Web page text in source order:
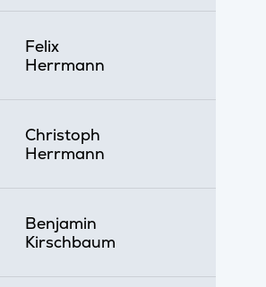
Felix
Herrmann
Christoph
Herrmann
Benjamin
Kirschbaum